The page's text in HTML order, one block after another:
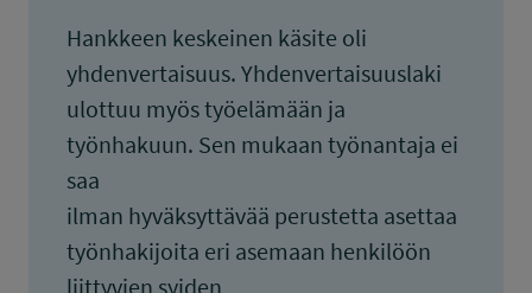
Hankkeen keskeinen käsite oli
yhdenvertaisuus. Yhdenvertaisuuslaki
ulottuu myös työelämään ja
työnhakuun. Sen mukaan työnantaja ei
saa
ilman hyväksyttävää perustetta asettaa
työnhakijoita eri asemaan henkilöön
liittyvien syiden